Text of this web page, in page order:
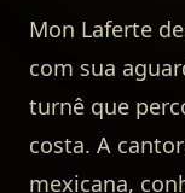
Mon Laferte
com sua
turnê que
costa. A
mexicana,